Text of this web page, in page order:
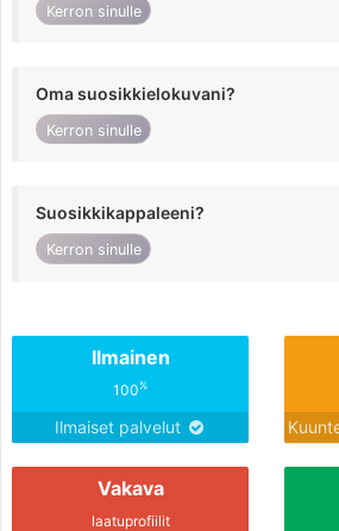
Kerron sinulle
Oma suosikkielokuvani?
Kerron sinulle
Suosikkikappaleeni?
Kerron sinulle
Ilmainen
100%
Ilmaiset palvelut
Vakava
laatuprofiilit